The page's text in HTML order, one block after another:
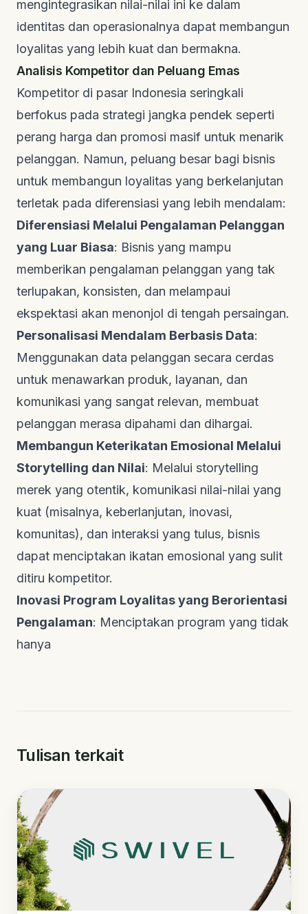
mengintegrasikan nilai-nilai ini ke dalam
identitas dan operasionalnya dapat membangun
loyalitas yang lebih kuat dan bermakna.
Analisis Kompetitor dan Peluang Emas
Kompetitor di pasar Indonesia seringkali
berfokus pada strategi jangka pendek seperti
perang harga dan promosi masif untuk menarik
pelanggan. Namun, peluang besar bagi bisnis
untuk membangun loyalitas yang berkelanjutan
terletak pada diferensiasi yang lebih mendalam:
Diferensiasi Melalui Pengalaman Pelanggan
yang Luar Biasa: Bisnis yang mampu
memberikan pengalaman pelanggan yang tak
terlupakan, konsisten, dan melampaui
ekspektasi akan menonjol di tengah persaingan.
Personalisasi Mendalam Berbasis Data:
Menggunakan data pelanggan secara cerdas
untuk menawarkan produk, layanan, dan
komunikasi yang sangat relevan, membuat
pelanggan merasa dipahami dan dihargai.
Membangun Keterikatan Emosional Melalui
Storytelling dan Nilai: Melalui storytelling
merek yang otentik, komunikasi nilai-nilai yang
kuat (misalnya, keberlanjutan, inovasi,
komunitas), dan interaksi yang tulus, bisnis
dapat menciptakan ikatan emosional yang sulit
ditiru kompetitor.
Inovasi Program Loyalitas yang Berorientasi
Pengalaman: Menciptakan program yang tidak
hanya
Tulisan terkait